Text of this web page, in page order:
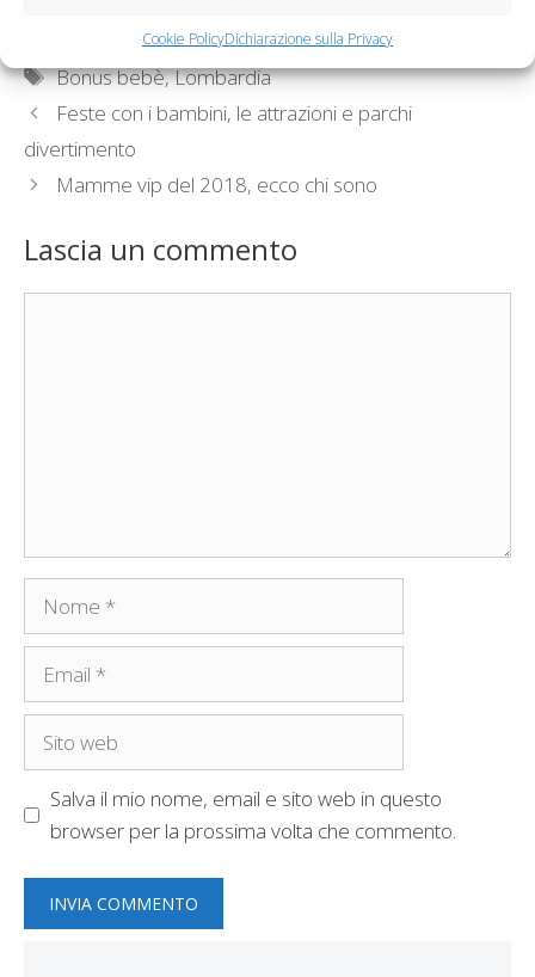
Cookie PolicyDichiarazione sulla Privacy
Legislazione, Normative
Tag
Bonus bebè,Lombardia
Feste con i bambini, le attrazioni e parchi
divertimento
Mamme vip del 2018, ecco chi sono
Lascia un commento
Nome
Email
Sito
Salva il mio nome, email e sito web in questo
browser per la prossima volta che commento.